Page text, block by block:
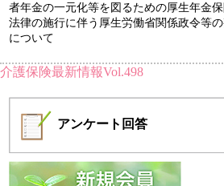
者年金の一元化等を図るための厚生年金
法律の施行に伴う厚生労働省関係政令等
について
介護保険最新情報Vol.498
アンケート 回答